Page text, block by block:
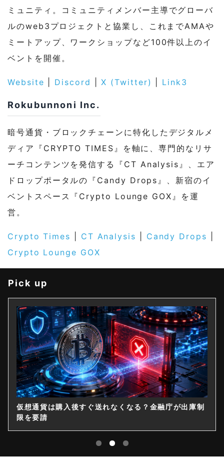
ミュニティ。コミュニティメンバー主導でグローバ
ルのweb3プロジェクトと協業し、これまでAMAや
ミートアップ、ワークショップなど100件以上のイ
ベントを開催。
Website Discord |X (Twitter) Link3
Rokubunnoni Inc.
暗号通貨・ブロックチェーンに特化したデジタルメ
ディア『CRYPTO TIMES』を軸に、専門的なリサ
ーチコンテンツを発信する『CT Analysis』、エア
ドロップポータルの『Candy Drops』、新宿のイ
ベントスペース『Crypto Lounge GOX』を運
営。
Crypto Times CT Analysis Candy Drops
Crypto Lounge GOX
Pick up
ステーブルコインJPYC発行元が累計60億円を調達、
物流大手も出資参画